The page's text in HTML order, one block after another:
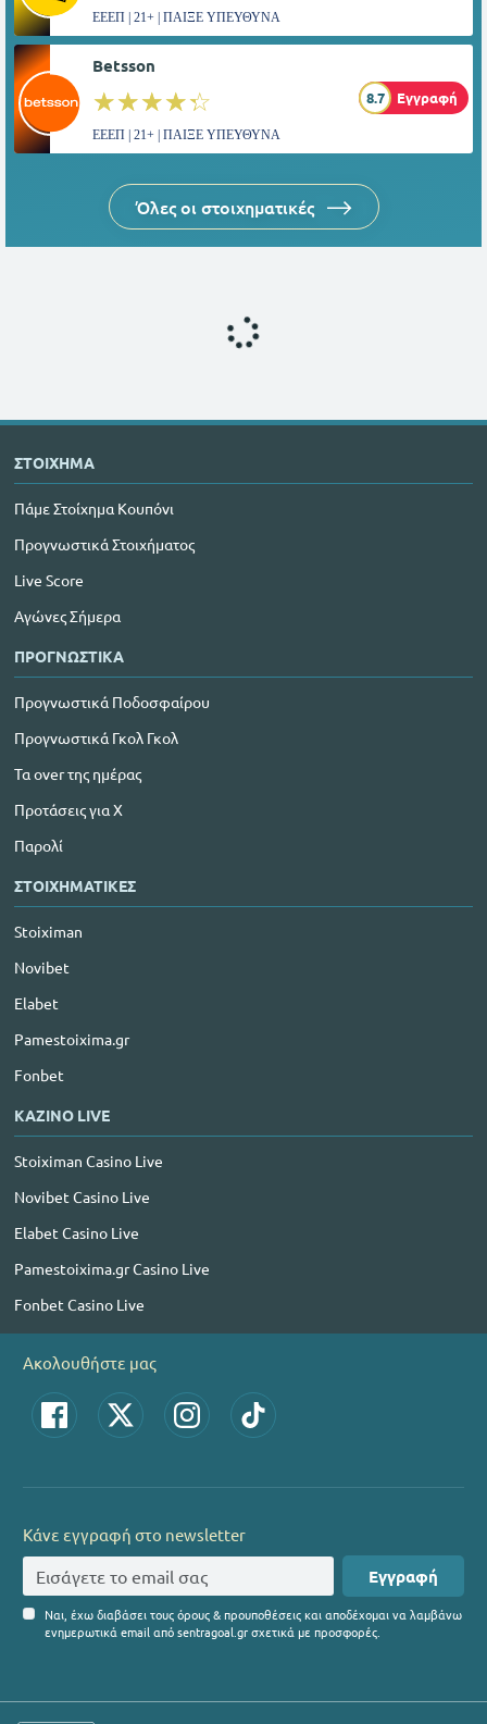
ΕΕΕΠ | 21+ | ΠΑΙΞΕ ΥΠΕΥΘΥΝΑ
Betsson
☆☆☆☆☆
★★★★★ 8.7 Εγγραφή
ΕΕΕΠ | 21+ | ΠΑΙΞΕ ΥΠΕΥΘΥΝΑ
Όλες οι στοιχηματικές
ΣΤΟΙΧΗΜΑ
Πάμε Στοίχημα Κουπόνι
Προγνωστικά Στοιχήματος
Live Score
Αγώνες Σήμερα
ΠΡΟΓΝΩΣΤΙΚΑ
Προγνωστικά Ποδοσφαίρου
Προγνωστικά Γκολ Γκολ
Τα over της ημέρας
Προτάσεις για Χ
Παρολί
ΣΤΟΙΧΗΜΑΤΙΚΕΣ
Stoiximan
Novibet
Elabet
Pamestoixima.gr
Fonbet
ΚΑΖΙΝΟ LIVE
Stoiximan Casino Live
Novibet Casino Live
Elabet Casino Live
Pamestoixima.gr Casino Live
Fonbet Casino Live
Ακολουθήστε μας
Κάνε εγγραφή στο newsletter
Εγγραφή
Ναι, έχω διαβάσει τους όρους & προυποθέσεις και αποδέχομαι να λαμβάνω
ενημερωτικά email από sentragoal.gr σχετικά με προσφορές.